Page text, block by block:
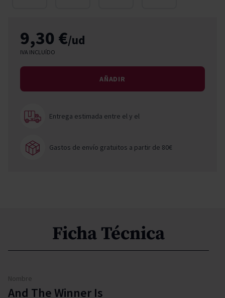
9,30 €/ud
IVA INCLUÍDO
AÑADIR
Entrega estimada entre ely el
Gastos de envío gratuitos a partir de 80€
Ficha Técnica
Nombre
And The Winner Is